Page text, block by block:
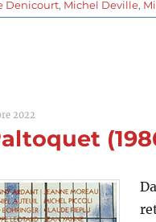
Denicourt, Michel Deville,
2022